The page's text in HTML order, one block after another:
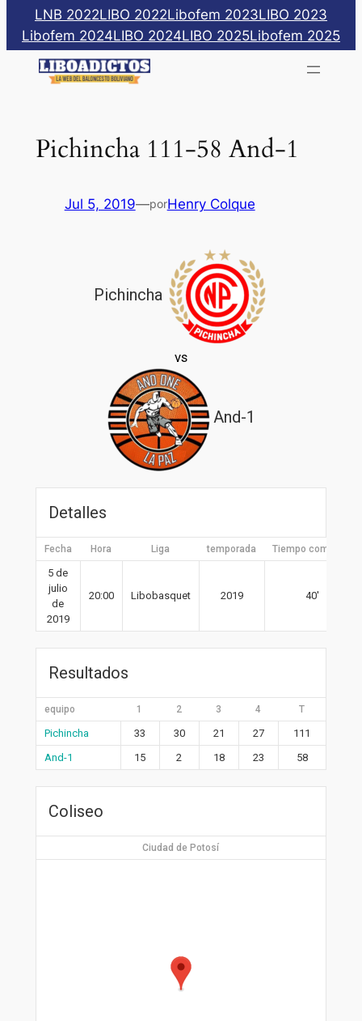
Saltar
contenido
LNB 2022LIBO 2022Libofem 2023LIBO 2023
Libofem 2024LIBO 2024LIBO 2025Libofem 2025
Pichincha 111-58 And-1
Jul 5, 2019—porHenry Colque
Pichincha
vs
And-1
Detalles
Fecha Hora Liga temporada Tiempo completo
5 de
julio
de
2019
20:00 Libobasquet 2019 40′
Resultados
equipo 1 2 3 4 T
Pichincha 33 30 21 27
111
And-1
15 2 18 23 58
Coliseo
Ciudad de Potosí